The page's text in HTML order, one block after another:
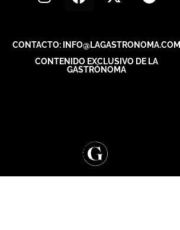
CONTACTO: INFO@LAGASTRONOMA.COM
CONTENIDO EXCLUSIVO DE LA
GASTRÓNOMA